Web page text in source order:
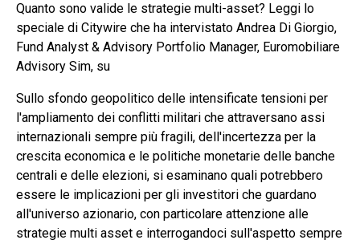
Quanto sono valide le strategie multi-asset? Leggi lo
speciale di Citywire che ha intervistato Andrea Di Giorgio,
Fund Analyst & Advisory Portfolio Manager, Euromobiliare
Advisory Sim, su
Sullo sfondo geopolitico delle intensificate tensioni per
l'ampliamento dei conflitti militari che attraversano assi
internazionali sempre più fragili, dell'incertezza per la
crescita economica e le politiche monetarie delle banche
centrali e delle elezioni, si esaminano quali potrebbero
essere le implicazioni per gli investitori che guardano
all'universo azionario, con particolare attenzione alle
strategie multi asset e interrogandoci sull'aspetto sempre